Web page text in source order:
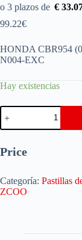
€
99.22€
HONDA CBR954
N004-EXC
Hay existencias
Price
Categoría: Pastillas
ZCOO